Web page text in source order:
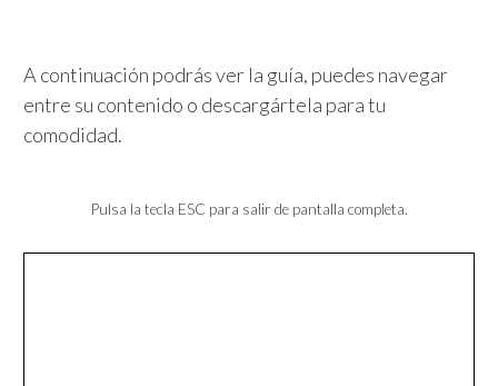
A continuación podrás ver la guía, puedes navegar
entre su contenido o descargártela para tu
comodidad.
Pulsa la tecla ESC para salir de pantalla completa.